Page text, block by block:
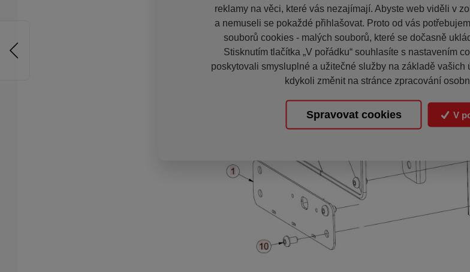
reklamy na věci, které vás nezajímají. Abyste web viděli v
a nemuseli se pokaždé přihlašovat. Proto od vás
souborů cookies - malých souborů, které se dočasně
Stisknutím tlačítka „V pořádku“ souhlasíte s nastavením
poskytovali smysluplné a užitečné služby na základě vašich
kdykoli změnit na stránce zpracování
Spravovat cookies V